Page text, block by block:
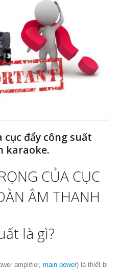
đẩy công suất
karaoke.
CỦA CỤC
ÂM THANH
là gì?
amplifier, main power) là thiết bị